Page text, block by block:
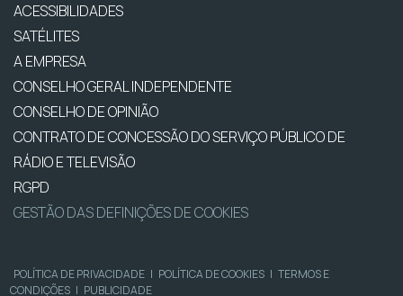
ACESSIBILIDADES
SATÉLITES
A EMPRESA
CONSELHO GERAL INDEPENDENTE
CONSELHO DE OPINIÃO
CONTRATO DE CONCESSÃO DO SERVIÇO PÚBLICO DE
RÁDIO E TELEVISÃO
RGPD
GESTÃO DAS DEFINIÇÕES DE COOKIES
POLÍTICA DE PRIVACIDADE | POLÍTICA DE COOKIES | TERMOS E
CONDIÇÕES | PUBLICIDADE